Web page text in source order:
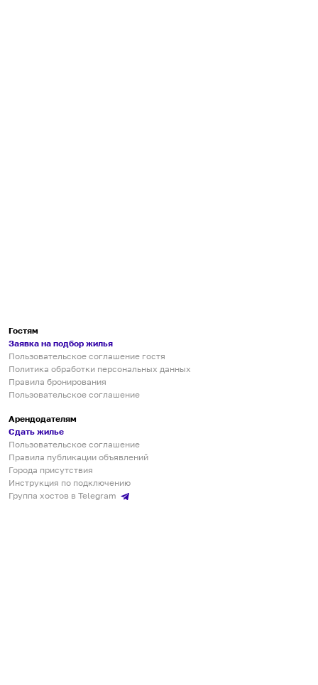
Гостям
Заявка на подбор жилья
Пользовательское соглашение гостя
Политика обработки персональных данных
Правила бронирования
Пользовательское соглашение
Арендодателям
Сдать жилье
Пользовательское соглашение
Правила публикации объявлений
Города присутствия
Инструкция по подключению
Группа хостов в Telegram